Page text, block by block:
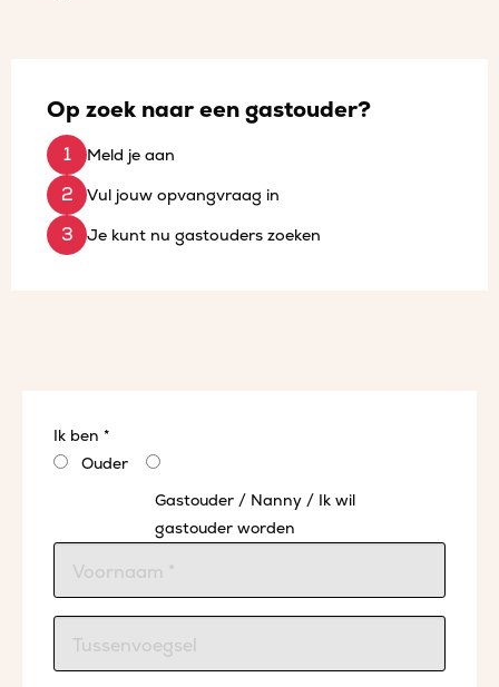
Op zoek naar een gastouder?
Meld je aan
Vul jouw opvangvraag in
Je kunt nu gastouders zoeken
Ik ben *
Ouder
Gastouder / Nanny / Ik wil
gastouder worden